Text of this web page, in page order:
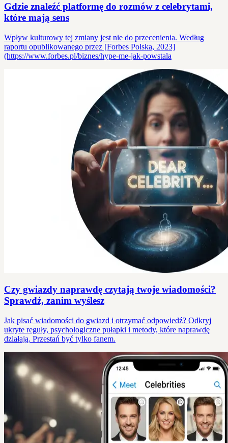
Gdzie znaleźć platformę do rozmów z celebrytami,
które mają sens
Wpływ kulturowy tej zmiany jest nie do przecenienia. Według
raportu opublikowanego przez [Forbes Polska, 2023]
(https://www.forbes.pl/biznes/hype-me-jak-powstala
Czy gwiazdy naprawdę czytają twoje wiadomości?
Sprawdź, zanim wyślesz
Jak pisać wiadomości do gwiazd i otrzymać odpowiedź? Odkryj
ukryte reguły, psychologiczne pułapki i metody, które naprawdę
działają. Przestań być tylko fanem.